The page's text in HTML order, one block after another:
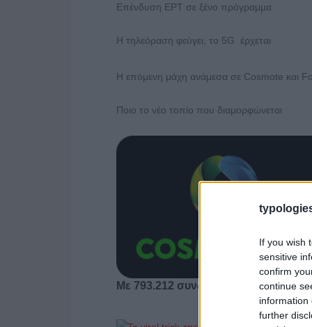
If you wish
sensitive
confirm
continue
information
further
Επένδυση ΕΡΤ σε ξένο πρόγραμμα
Η τηλεόραση φεύγει, το 5G έρχεται
Η επόμενη μάχη ανάμεσα σε Cosmote και
Ποιο το νέο τοπίο που διαμορφώνεται
Με 793.212 συνδρομητές η Cosmote